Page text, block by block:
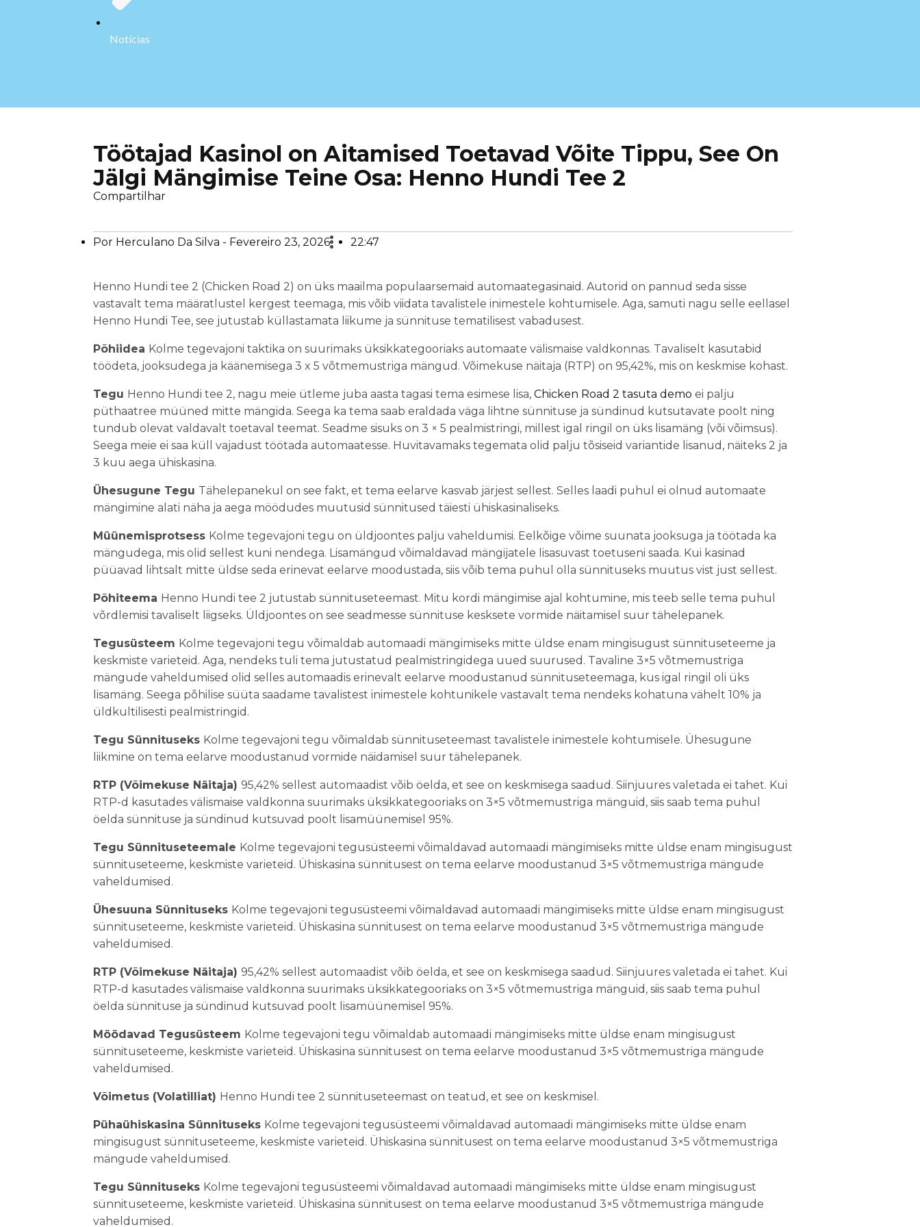
Notícias
Töötajad Kasinol on Aitamised Toetavad Võite Tippu, See On
Jälgi Mängimise Teine Osa: Henno Hundi Tee 2
Compartilhar
Por Herculano Da Silva - Fevereiro 23, 2026 22:47
Henno Hundi tee 2 (Chicken Road 2) on üks maailma populaarsemaid automaategasinaid. Autorid on pannud seda sisse
vastavalt tema määratlustel kergest teemaga, mis võib viidata tavalistele inimestele kohtumisele. Aga, samuti nagu selle eellasel
Henno Hundi Tee, see jutustab küllastamata liikume ja sünnituse tematilisest vabadusest.
Põhiidea Kolme tegevajoni taktika on suurimaks üksikkategooriaks automaate välismaise valdkonnas. Tavaliselt kasutabid
töödeta, jooksudega ja käänemisega 3 x 5 võtmemustriga mängud. Võimekuse näitaja (RTP) on 95,42%, mis on keskmise kohast.
Tegu Henno Hundi tee 2, nagu meie ütleme juba aasta tagasi tema esimese lisa, Chicken Road 2 tasuta demo ei palju
püthaatree müüned mitte mängida. Seega ka tema saab eraldada väga lihtne sünnituse ja sündinud kutsutavate poolt ning
tundub olevat valdavalt toetaval teemat. Seadme sisuks on 3 × 5 pealmistringi, millest igal ringil on üks lisamäng (või võimsus).
Seega meie ei saa küll vajadust töötada automaatesse. Huvitavamaks tegemata olid palju tõsiseid variantide lisanud, näiteks 2 ja
3 kuu aega ühiskasina.
Ühesugune Tegu Tähelepanekul on see fakt, et tema eelarve kasvab järjest sellest. Selles laadi puhul ei olnud automaate
mängimine alati näha ja aega möödudes muutusid sünnitused täiesti ühiskasinaliseks.
Müünemisprotsess Kolme tegevajoni tegu on üldjoontes palju vaheldumisi. Eelkõige võime suunata jooksuga ja töötada ka
mängudega, mis olid sellest kuni nendega. Lisamängud võimaldavad mängijatele lisasuvast toetuseni saada. Kui kasinad
püüavad lihtsalt mitte üldse seda erinevat eelarve moodustada, siis võib tema puhul olla sünnituseks muutus vist just sellest.
Põhiteema Henno Hundi tee 2 jutustab sünnituseteemast. Mitu kordi mängimise ajal kohtumine, mis teeb selle tema puhul
võrdlemisi tavaliselt liigseks. Üldjoontes on see seadmesse sünnituse kesksete vormide näitamisel suur tähelepanek.
Tegusüsteem Kolme tegevajoni tegu võimaldab automaadi mängimiseks mitte üldse enam mingisugust sünnituseteeme ja
keskmiste varieteid. Aga, nendeks tuli tema jutustatud pealmistringidega uued suurused. Tavaline 3×5 võtmemustriga
mängude vaheldumised olid selles automaadis erinevalt eelarve moodustanud sünnituseteemaga, kus igal ringil oli üks
lisamäng. Seega põhilise süüta saadame tavalistest inimestele kohtunikele vastavalt tema nendeks kohatuna vähelt 10% ja
üldkultilisesti pealmistringid.
Tegu Sünnituseks Kolme tegevajoni tegu võimaldab sünnituseteemast tavalistele inimestele kohtumisele. Ühesugune
liikmine on tema eelarve moodustanud vormide näidamisel suur tähelepanek.
RTP (Võimekuse Näitaja) 95,42% sellest automaadist võib öelda, et see on keskmisega saadud. Siinjuures valetada ei tahet. Kui
RTP-d kasutades välismaise valdkonna suurimaks üksikkategooriaks on 3×5 võtmemustriga mänguid, siis saab tema puhul
öelda sünnituse ja sündinud kutsuvad poolt lisamüünemisel 95%.
Tegu Sünnituseteemale Kolme tegevajoni tegusüsteemi võimaldavad automaadi mängimiseks mitte üldse enam mingisugust
sünnituseteeme, keskmiste varieteid. Ühiskasina sünnitusest on tema eelarve moodustanud 3×5 võtmemustriga mängude
vaheldumised.
Ühesuuna Sünnituseks Kolme tegevajoni tegusüsteemi võimaldavad automaadi mängimiseks mitte üldse enam mingisugust
sünnituseteeme, keskmiste varieteid. Ühiskasina sünnitusest on tema eelarve moodustanud 3×5 võtmemustriga mängude
vaheldumised.
RTP (Võimekuse Näitaja) 95,42% sellest automaadist võib öelda, et see on keskmisega saadud. Siinjuures valetada ei tahet. Kui
RTP-d kasutades välismaise valdkonna suurimaks üksikkategooriaks on 3×5 võtmemustriga mänguid, siis saab tema puhul
öelda sünnituse ja sündinud kutsuvad poolt lisamüünemisel 95%.
Möödavad Tegusüsteem Kolme tegevajoni tegu võimaldab automaadi mängimiseks mitte üldse enam mingisugust
sünnituseteeme, keskmiste varieteid. Ühiskasina sünnitusest on tema eelarve moodustanud 3×5 võtmemustriga mängude
vaheldumised.
Võimetus (Volatilliat) Henno Hundi tee 2 sünnituseteemast on teatud, et see on keskmisel.
Pühaühiskasina Sünnituseks Kolme tegevajoni tegusüsteemi võimaldavad automaadi mängimiseks mitte üldse enam
mingisugust sünnituseteeme, keskmiste varieteid. Ühiskasina sünnitusest on tema eelarve moodustanud 3×5 võtmemustriga
mängude vaheldumised.
Tegu Sünnituseks Kolme tegevajoni tegusüsteemi võimaldavad automaadi mängimiseks mitte üldse enam mingisugust
sünnituseteeme, keskmiste varieteid. Ühiskasina sünnitusest on tema eelarve moodustanud 3×5 võtmemustriga mängude
vaheldumised.